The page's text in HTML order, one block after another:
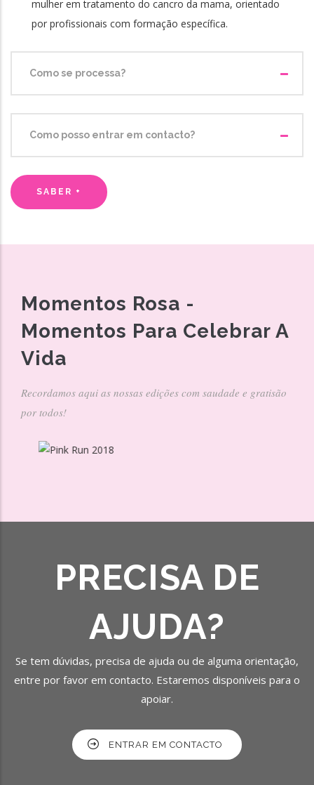
mulher em tratamento do cancro da mama, orientado
por profissionais com formação específica.
Como se processa?
Como posso entrar em contacto?
SABER +
Momentos Rosa -
Momentos Para Celebrar A
Vida
Recordamos aqui as nossas edições com saudade e gratisão
por todos!
PRECISA DE
AJUDA?
Se tem dúvidas, precisa de ajuda ou de alguma orientação,
entre por favor em contacto. Estaremos disponíveis para o
apoiar.
ENTRAR EM CONTACTO